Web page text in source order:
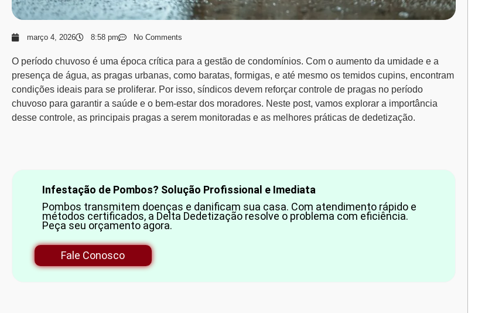
março 4, 2026 8:58 pm No Comments
O período chuvoso é uma época crítica para a gestão de condomínios. Com o aumento da umidade e a
presença de água, as pragas urbanas, como baratas, formigas, e até mesmo os temidos cupins, encontram
condições ideais para se proliferar. Por isso, síndicos devem reforçar controle de pragas no período
chuvoso para garantir a saúde e o bem-estar dos moradores. Neste post, vamos explorar a importância
desse controle, as principais pragas a serem monitoradas e as melhores práticas de dedetização.
Infestação de Pombos? Solução Profissional e Imediata
Pombos transmitem doenças e danificam sua casa. Com atendimento rápido e
métodos certificados, a Delta Dedetização resolve o problema com eficiência.
Peça seu orçamento agora.
Fale Conosco